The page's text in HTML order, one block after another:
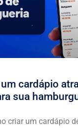
cardápio
sua
criar um cardápio